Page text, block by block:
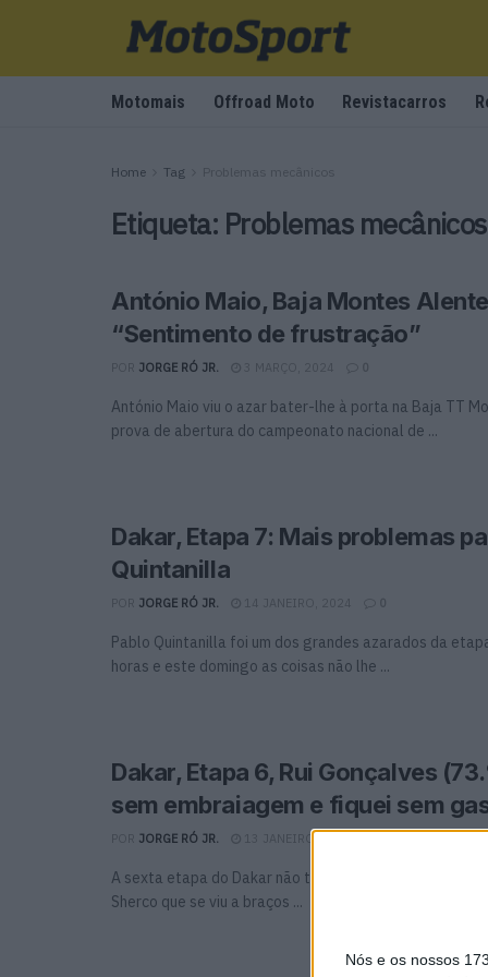
Nós e os nossos
Motomais Offroad Moto Revistacarros
Home Tag Problemas mecânicos
Etiqueta: Problemas mecânicos
António Maio, Baja Montes
“Sentimento de frustração”
JORGE RÓ JR. 3 MARÇO, 2024 0
António Maio viu o azar bater-lhe à porta na Baja TT
prova de abertura do campeonato nacional de ...
Dakar, Etapa 7: Mais problemas
Quintanilla
JORGE RÓ JR. 14 JANEIRO, 2024 0
Pablo Quintanilla foi um dos grandes azarados da
horas e este domingo as coisas não lhe ...
Dakar, Etapa 6, Rui Gonçalves
sem embraiagem e fiquei sem
JORGE RÓ JR. 13 JANEIRO, 2024
A sexta etapa do Dakar não teve o melhor desfecho
Sherco que se viu a braços ...